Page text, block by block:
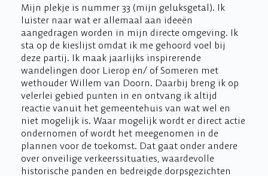
Mijn plekje is nummer 33 (mijn geluksgetal). Ik
luister naar wat er allemaal aan ideeën
aangedragen worden in mijn directe omgeving. Ik
sta op de kieslijst omdat ik me gehoord voel bij
deze partij. Ik maak jaarlijks inspirerende
wandelingen door Lierop en/ of Someren met
wethouder Willem van Doorn. Daarbij breng ik op
velerlei gebied punten in en ontvang ik altijd
reactie vanuit het gemeentehuis van wat wel en
niet mogelijk is. Waar mogelijk wordt er direct actie
ondernomen of wordt het meegenomen in de
plannen voor de toekomst. Dat gaat onder andere
over onveilige verkeerssituaties, waardevolle
historische panden en bedreigde dorpsgezichten